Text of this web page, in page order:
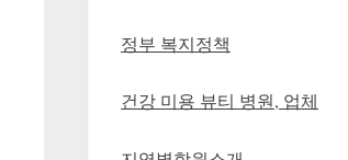
정부 복지정책
건강 미용 뷰티 병원, 업체